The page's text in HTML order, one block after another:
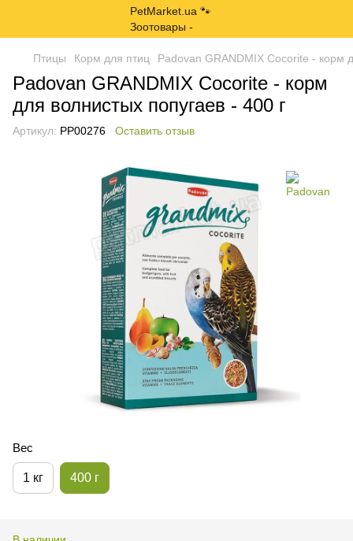
Птицы Корм для птиц Padovan GRANDMIX Cocorite - корм
Padovan GRANDMIX Cocorite - корм
для волнистых попугаев - 400 г
Артикул: PP00276 Оставить отзыв
Вес
1 кг 400 г